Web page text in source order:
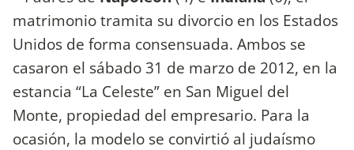
matrimonio tramita su divorcio en los Estados
Unidos de forma consensuada. Ambos se
casaron el sábado 31 de marzo de 2012, en la
estancia “La Celeste” en San Miguel del
Monte, propiedad del empresario. Para la
ocasión, la modelo se convirtió al judaísmo